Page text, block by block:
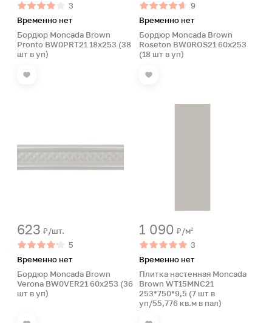
3
Временно нет
Бордюр Moncada Brown
Pronto BW0PRT21 18х253 (38
шт в уп)
9
Временно нет
Бордюр Moncada Brown
Roseton BW0ROS21 60х253
(18 шт в уп)
623 ₽/шт.
5
Временно нет
Бордюр Moncada Brown
Verona BW0VER21 60х253 (36
шт в уп)
1 090 ₽/м²
3
Временно нет
Плитка настенная Moncada
Brown WT15MNC21
253*750*9,5 (7 шт в
уп/55,776 кв.м в пал)